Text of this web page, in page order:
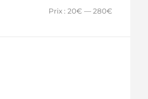
Prix : 20€ — 280€